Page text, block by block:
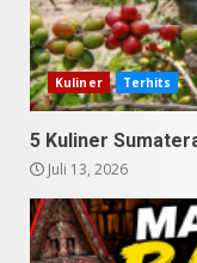
Kuliner Terhits
5 Kuliner
Juli 13, 2026
3
9
4